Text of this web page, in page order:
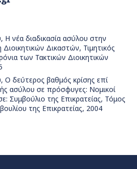
νέα διαδικασία ασύλου στην
Δικαστών, Τιμητικός
των Τακτικών Διοικητικών
δεύτερος βαθμός κρίσης επί
ασύλου σε πρόσφυγες: Νομικοί
Συμβούλιο της Επικρατείας, Τόμος
της Επικρατείας, 2004